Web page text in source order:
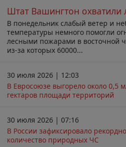
Штат Вашингтон
В понедельник слабый ветер и
температуры немного помогли
лесными пожарами в восточной
из-за которых 60000...
30 июля 2026 | 12:03
В Евросоюзе выгорело около 0,5
гектаров площади территорий
30 июля 2026 | 07:16
В России зафиксировало
количество природных ЧС